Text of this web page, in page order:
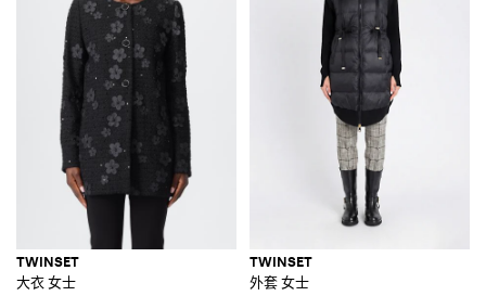
TWINSET
大衣 女士
TWINSET
外套 女士